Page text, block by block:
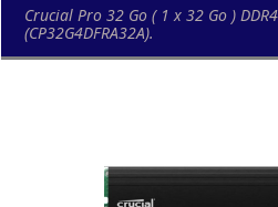
Crucial Pro 32 Go ( 1 x 32 Go )
(CP32G4DFRA32A).